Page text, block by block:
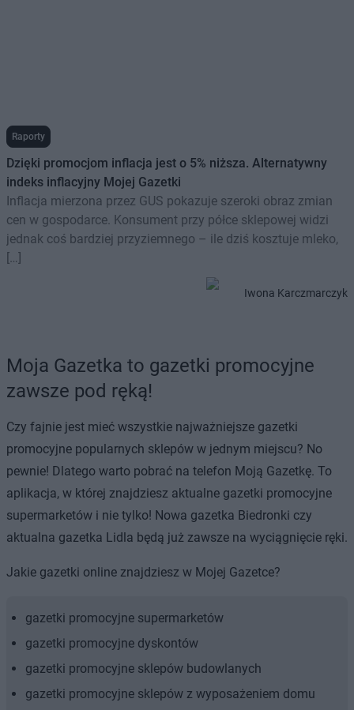
Raporty
Dzięki promocjom inflacja jest o 5% niższa. Alternatywny
indeks inflacyjny Mojej Gazetki
Inflacja mierzona przez GUS pokazuje szeroki obraz zmian
cen w gospodarce. Konsument przy półce sklepowej widzi
jednak coś bardziej przyziemnego – ile dziś kosztuje mleko,
[…]
Iwona Karczmarczyk
Moja Gazetka to gazetki promocyjne
zawsze pod ręką!
Czy fajnie jest mieć wszystkie najważniejsze gazetki
promocyjne popularnych sklepów w jednym miejscu? No
pewnie! Dlatego warto pobrać na telefon Moją Gazetkę. To
aplikacja, w której znajdziesz aktualne gazetki promocyjne
supermarketów i nie tylko! Nowa gazetka Biedronki czy
aktualna gazetka Lidla będą już zawsze na wyciągnięcie ręki.
Jakie gazetki online znajdziesz w Mojej Gazetce?
gazetki promocyjne supermarketów
gazetki promocyjne dyskontów
gazetki promocyjne sklepów budowlanych
gazetki promocyjne sklepów z wyposażeniem domu